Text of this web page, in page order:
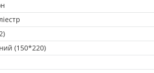
(150*220)